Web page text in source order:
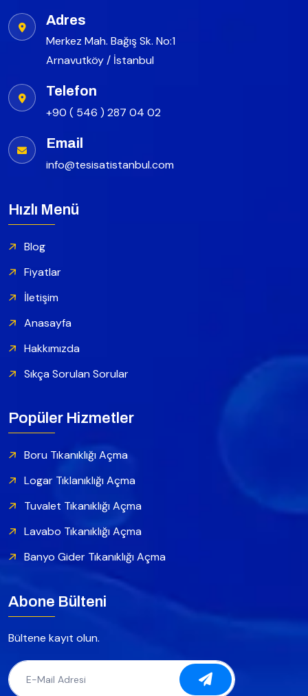
Adres
Merkez Mah. Bağış Sk. No:1
Arnavutköy / İstanbul
Telefon
+90 ( 546 ) 287 04 02
Email
info@tesisatistanbul.com
Hızlı Menü
Blog
Fiyatlar
İletişim
Anasayfa
Hakkımızda
Sıkça Sorulan Sorular
Popüler Hizmetler
Boru Tıkanıklığı Açma
Logar Tıklanıklığı Açma
Tuvalet Tıkanıklığı Açma
Lavabo Tıkanıklığı Açma
Banyo Gider Tıkanıklığı Açma
Abone Bülteni
Bültene kayıt olun.